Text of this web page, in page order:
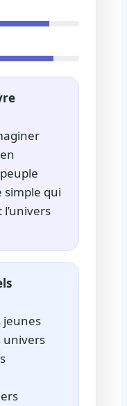
simple qui
jeunes
univers